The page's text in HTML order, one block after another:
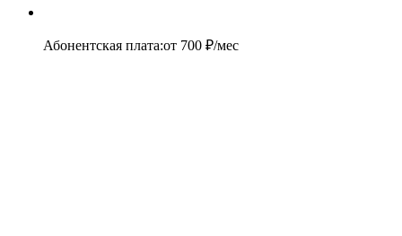
Абонентская плата:от 700 ₽/мес